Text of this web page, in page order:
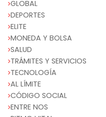
GLOBAL
DEPORTES
ELITE
MONEDA Y BOLSA
SALUD
TRÁMITES Y SERVICIOS
TECNOLOGÍA
AL LÍMITE
CÓDIGO SOCIAL
ENTRE NOS